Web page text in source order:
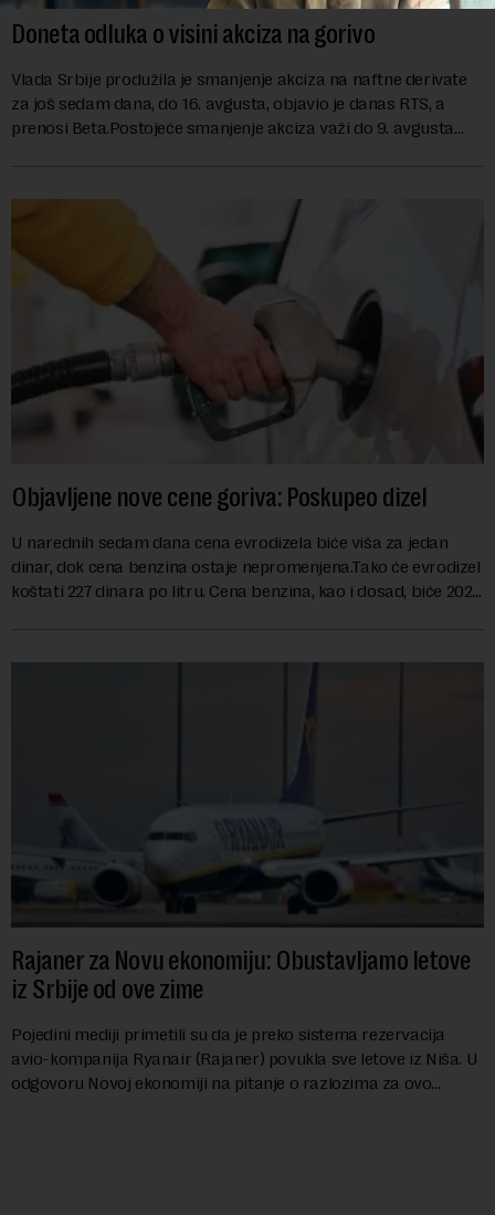
Doneta odluka o visini akciza na gorivo
Vlada Srbije produžila je smanjenje akciza na naftne derivate
za još sedam dana, do 16. avgusta, objavio je danas RTS, a
prenosi Beta.Postojeće smanjenje akciza važi do 9. avgusta
Objavljene nove cene goriva: Poskupeo dizel
U narednih sedam dana cena evrodizela biće viša za jedan
dinar, dok cena benzina ostaje nepromenjena.Tako će evrodizel
koštati 227 dinara po litru. Cena benzina, kao i dosad, biće 202
Rajaner za Novu ekonomiju: Obustavljamo letove
iz Srbije od ove zime
Pojedini mediji primetili su da je preko sistema rezervacija
avio-kompanija Ryanair (Rajaner) povukla sve letove iz Niša. U
odgovoru Novoj ekonomiji na pitanje o razlozima za ovo